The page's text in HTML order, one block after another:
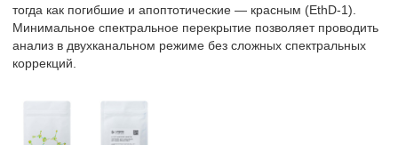
тогда как погибшие и апоптотические — красным (EthD-1).
Минимальное спектральное перекрытие позволяет проводить
анализ в двухканальном режиме без сложных спектральных
коррекций.